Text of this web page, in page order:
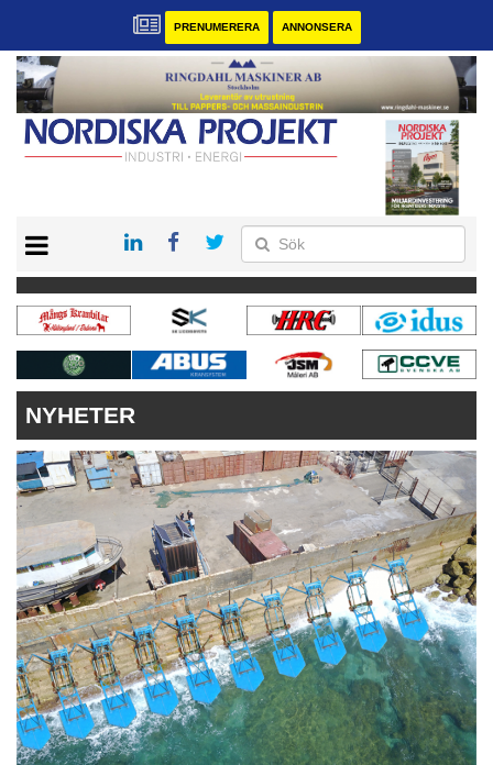
PRENUMERERA ANNONSERA
KONTAKT
VÅRA ANDRA MAGASIN
PRENUMERERA
ANNONSERA
NYHETER